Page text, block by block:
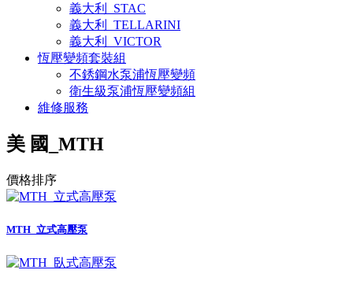
義大利_STAC
義大利_TELLARINI
義大利_VICTOR
恆壓變頻套裝組
不銹鋼水泵浦恆壓變頻
衛生級泵浦恆壓變頻組
維修服務
美 國_MTH
價格排序
MTH_立式高壓泵